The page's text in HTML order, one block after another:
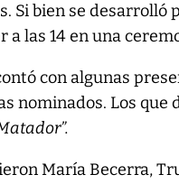
Si bien se desarrolló
a las 14 en una
con algunas
nominados. Los que
María Becerra,